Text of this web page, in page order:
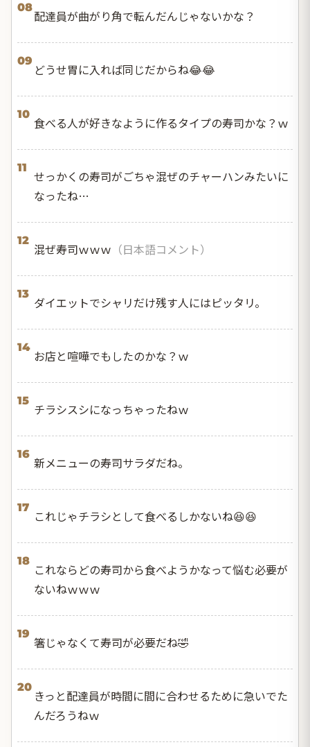
08
配達員が曲がり角で転んだんじゃないかな？
09
どうせ胃に入れば同じだからね😂😂
10
食べる人が好きなように作るタイプの寿司かな？ｗ
11
せっかくの寿司がごちゃ混ぜのチャーハンみたいに
なったね…
12
混ぜ寿司ｗｗｗ （日本語コメント）
13
ダイエットでシャリだけ残す人にはピッタリ。
14
お店と喧嘩でもしたのかな？ｗ
15
チラシスシになっちゃったねｗ
16
新メニューの寿司サラダだね。
17
これじゃチラシとして食べるしかないね😆😆
18
これならどの寿司から食べようかなって悩む必要が
ないねｗｗｗ
19
箸じゃなくて寿司が必要だね🤣
20
きっと配達員が時間に間に合わせるために急いでた
んだろうねｗ